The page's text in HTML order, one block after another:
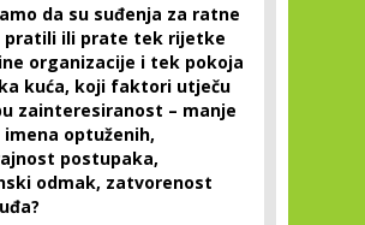
da su suđenja za ratne
pratili ili prate tek rijetke
organizacije i tek pokoja
kuća, koji faktori utječu
zainteresiranost – manje
imena optuženih,
postupaka,
odmak, zatvorenost